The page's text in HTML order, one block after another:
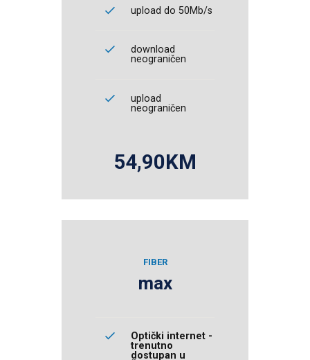
upload do 50Mb/s
download
neograničen
upload
neograničen
54,90KM
FIBER
max
Optički internet -
trenutno
dostupan u